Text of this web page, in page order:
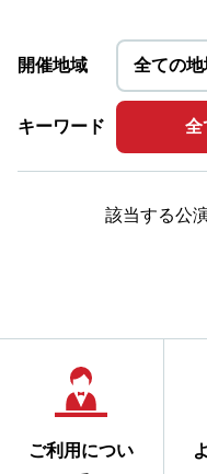
開催地域
キーワード 全
該当する公
ご利用につい